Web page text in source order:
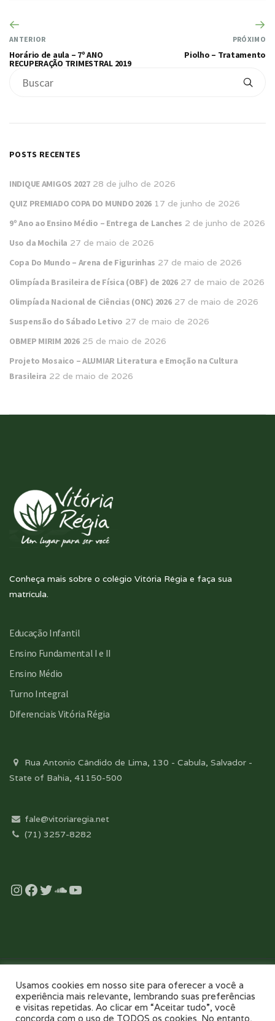
ANTERIOR
Horário de aula – 7º ANO
RECUPERAÇÃO TRIMESTRAL 2019
PRÓXIMO
Piolho – Tratamento
POSTS RECENTES
INDIQUE AMIGOS 2027 28 de julho de 2026
QUIZ PREMIADO COPA DO MUNDO 2026 17 de junho de 2026
9º Ano ao Ensino Médio – Entrega de Lanches 2 de junho de 2026
Uso da Mochila 27 de maio de 2026
Copa Do Mundo – Arena de Figurinhas 27 de maio de 2026
Olimpíada Brasileira de Física (OBF) de 2026 27 de maio de 2026
Olimpíada Nacional de Ciências (ONC) 2026 27 de maio de 2026
Suspensão do Sábado Letivo 27 de maio de 2026
OBMEP MIRIM 2026 25 de maio de 2026
Projeto Mosaico – ALUMIAR Literatura e Emoção na Cultura
Brasileira 22 de maio de 2026
Conheça mais sobre o colégio Vitória Régia e faça sua
matrícula.
Educação Infantil
Ensino Fundamental I e II
Ensino Médio
Turno Integral
Diferenciais Vitória Régia
Rua Antonio Cândido de Lima, 130 - Cabula, Salvador -
State of Bahia, 41150-500
fale@vitoriaregia.net
(71) 3257-8282
Instagram
Facebook
Twitter
Soundcloud
YouTube
Desenvolvido com essência pela:
Usamos cookies em nosso site para oferecer a você a
experiência mais relevante, lembrando suas preferências
e visitas repetidas. Ao clicar em “Aceitar tudo”, você
concorda com o uso de TODOS os cookies. No entanto,